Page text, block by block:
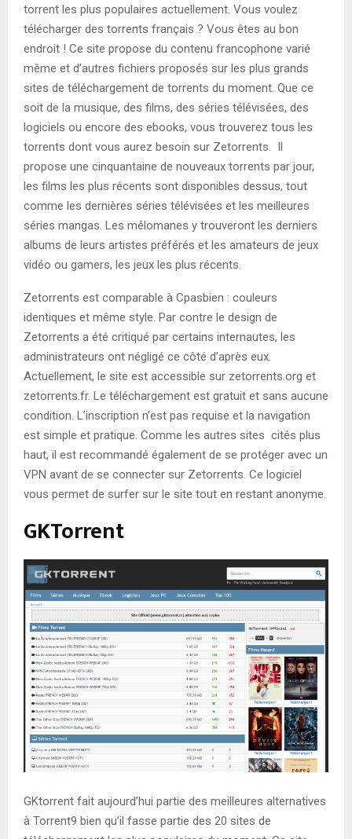
torrent les plus populaires actuellement. Vous voulez
télécharger des torrents français ? Vous êtes au bon
endroit ! Ce site propose du contenu francophone varié
même et d’autres fichiers proposés sur les plus grands
sites de téléchargement de torrents du moment. Que ce
soit de la musique, des films, des séries télévisées, des
logiciels ou encore des ebooks, vous trouverez tous les
torrents dont vous aurez besoin sur Zetorrents. Il
propose une cinquantaine de nouveaux torrents par jour,
les films les plus récents sont disponibles dessus, tout
comme les dernières séries télévisées et les meilleures
séries mangas. Les mélomanes y trouveront les derniers
albums de leurs artistes préférés et les amateurs de jeux
vidéo ou gamers, les jeux les plus récents.
Zetorrents est comparable à Cpasbien : couleurs
identiques et même style. Par contre le design de
Zetorrents a été critiqué par certains internautes, les
administrateurs ont négligé ce côté d’après eux.
Actuellement, le site est accessible sur zetorrents.org et
zetorrents.fr. Le téléchargement est gratuit et sans aucune
condition. L’inscription n’est pas requise et la navigation
est simple et pratique. Comme les autres sites cités plus
haut, il est recommandé également de se protéger avec un
VPN avant de se connecter sur Zetorrents. Ce logiciel
vous permet de surfer sur le site tout en restant anonyme.
GKTorrent
GKtorrent fait aujourd’hui partie des meilleures alternatives
à Torrent9 bien qu’il fasse partie des 20 sites de